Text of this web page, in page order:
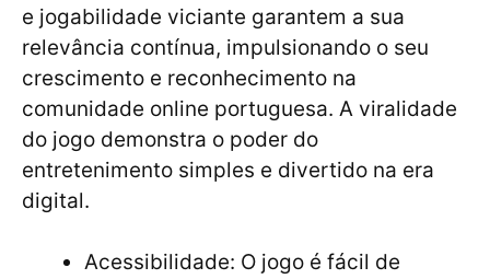
e jogabilidade viciante garantem a sua
relevância contínua, impulsionando o seu
crescimento e reconhecimento na
comunidade online portuguesa. A viralidade
do jogo demonstra o poder do
entretenimento simples e divertido na era
digital.
Acessibilidade: O jogo é fácil de